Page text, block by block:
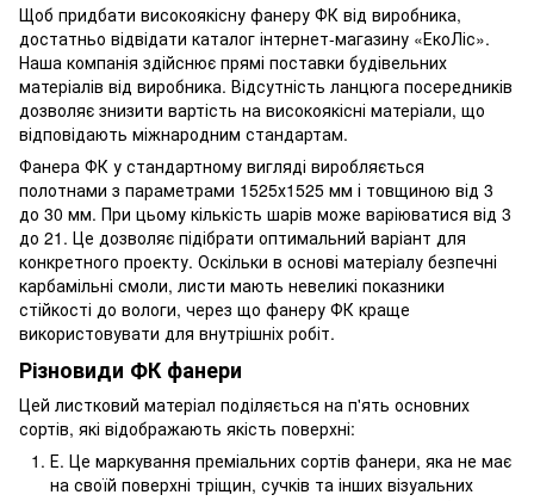
Щоб придбати високоякісну фанеру ФК від виробника,
достатньо відвідати каталог інтернет-магазину «ЕкоЛіс».
Наша компанія здійснює прямі поставки будівельних
матеріалів від виробника. Відсутність ланцюга посередників
дозволяє знизити вартість на високоякісні матеріали, що
відповідають міжнародним стандартам.
Фанера ФК у стандартному вигляді виробляється
полотнами з параметрами 1525х1525 мм і товщиною від 3
до 30 мм. При цьому кількість шарів може варіюватися від 3
до 21. Це дозволяє підібрати оптимальний варіант для
конкретного проекту. Оскільки в основі матеріалу безпечні
карбамільні смоли, листи мають невеликі показники
стійкості до вологи, через що фанеру ФК краще
використовувати для внутрішніх робіт.
Різновиди ФК фанери
Цей листковий матеріал поділяється на п'ять основних
сортів, які відображають якість поверхні:
Е. Це маркування преміальних сортів фанери, яка не має
на своїй поверхні тріщин, сучків та інших візуальних